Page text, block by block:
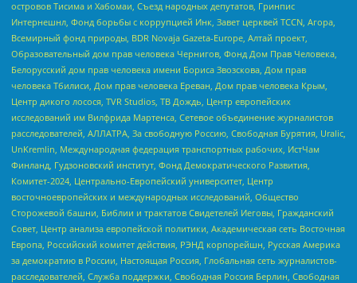
островов Тисима и Хабомаи, Съезд народных депутатов, Гринпис
Интернешнл, Фонд борьбы с коррупцией Инк, Завет церквей TCCN, Агора,
Всемирный фонд природы, BDR Novaja Gazeta-Europe, Алтай проект,
Образовательный дом прав человека Чернигов, Фонд Дом Прав Человека,
Белорусский дом прав человека имени Бориса Звозскова, Дом прав
человека Тбилиси, Дом прав человека Ереван, Дом прав человека Крым,
Центр дикого лосося, TVR Studios, ТВ Дождь, Центр европейских
исследований им Вилфрида Мартенса, Сетевое объединение журналистов
расследователей, АЛЛАТРА, За свободную Россию, Свободная Бурятия, Uralic,
UnKremlin, Международная федерация транспортных рабочих, ИстЧам
Финланд, Гудзоновский институт, Фонд Демократического Развития,
Комитет-2024, Центрально-Европейский университет, Центр
восточноевропейских и международных исследований, Общество
Сторожевой башни, Библии и трактатов Свидетелей Иеговы, Гражданский
Совет, Центр анализа европейской политики, Академическая сеть Восточная
Европа, Российский комитет действия, РЭНД корпорейшн, Русская Америка
за демократию в России, Настоящая Россия, Глобальная сеть журналистов-
расследователей, Служба поддержки, Свободная Россия Берлин, Свободная